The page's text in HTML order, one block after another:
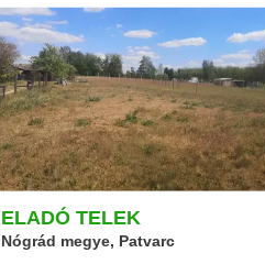
ELADÓ TELEK
Nógrád megye, Patvarc